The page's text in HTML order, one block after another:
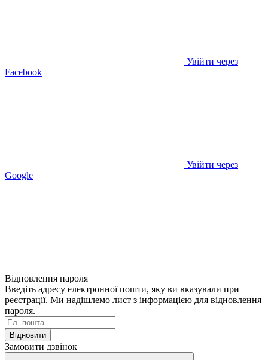
Увійти через
Facebook
Увійти через
Google
Відновлення пароля
Введіть адресу електронної пошти, яку ви вказували при
реєстрації. Ми надішлемо лист з інформацією для відновлення
пароля.
Відновити
Замовити дзвінок